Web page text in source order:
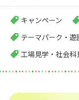
キャンペーン
テーマパーク・遊
工場見学・社会科